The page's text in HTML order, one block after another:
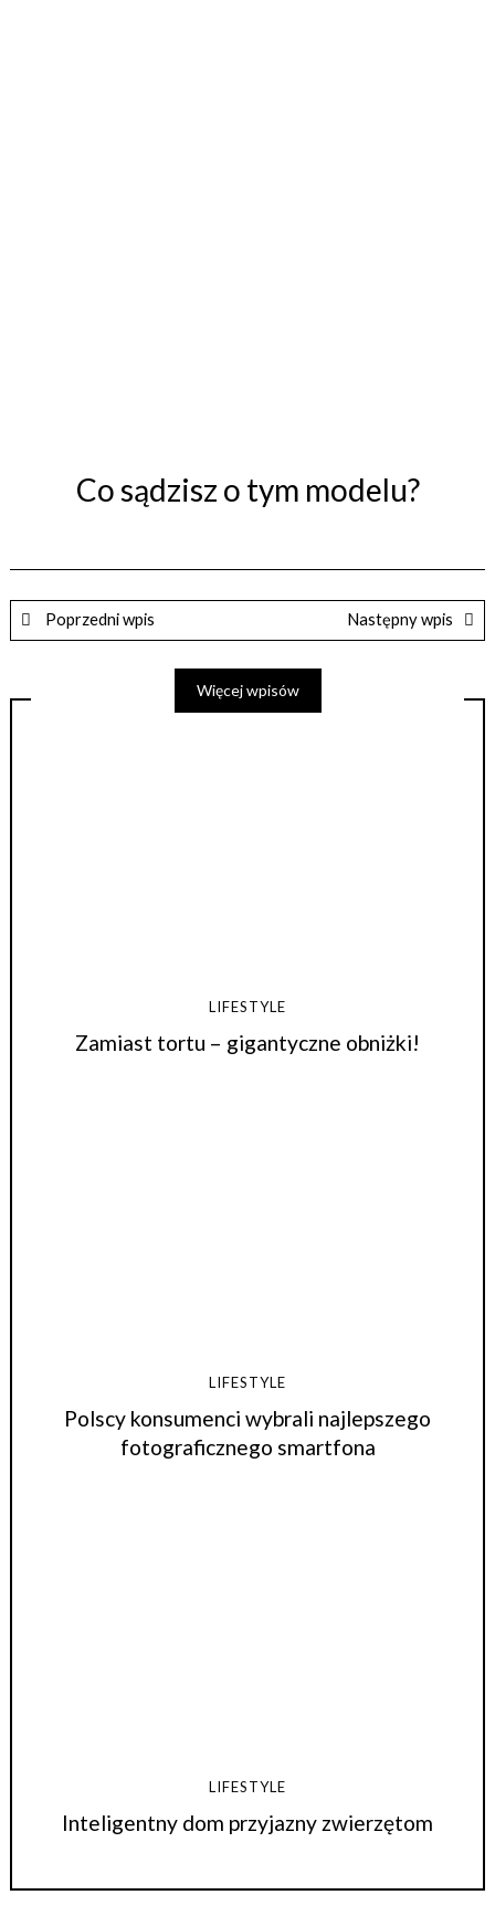
Co sądzisz o tym modelu?
Poprzedni wpis Następny wpis
Więcej wpisów
LIFESTYLE
Zamiast tortu – gigantyczne obniżki!
LIFESTYLE
Polscy konsumenci wybrali najlepszego
fotograficznego smartfona
LIFESTYLE
Inteligentny dom przyjazny zwierzętom